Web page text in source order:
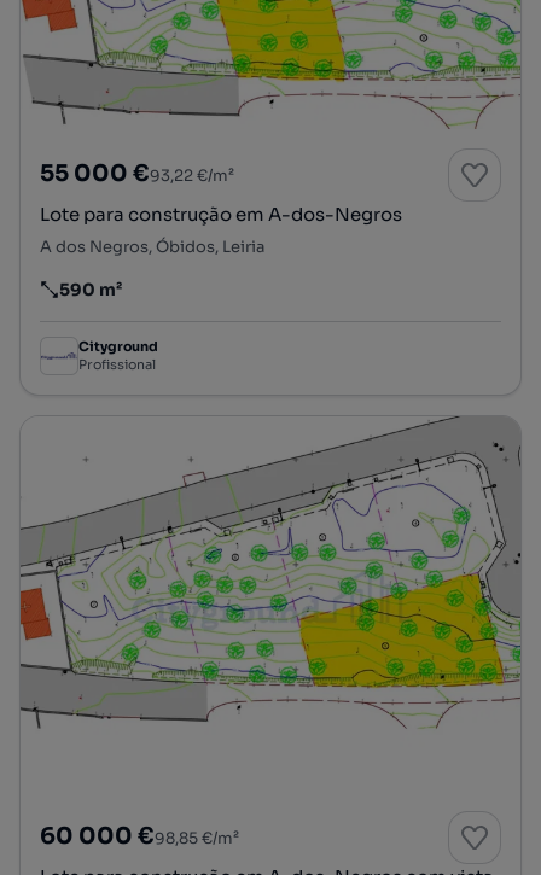
55 000 €93,22 €/m²
Lote para construção em A-dos-Negros
A dos Negros, Óbidos, Leiria
Preço por metro quadrado
590 m²
Cityground
Profissional
60 000 €98,85 €/m²